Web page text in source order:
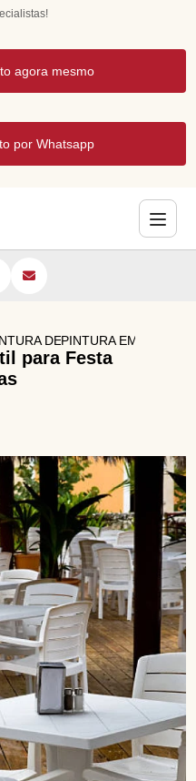
agora mesmo
por Whatsapp
PARA FESTAS
DE ROSTO FESTA
PINTURA EM ROSTO
para Festa